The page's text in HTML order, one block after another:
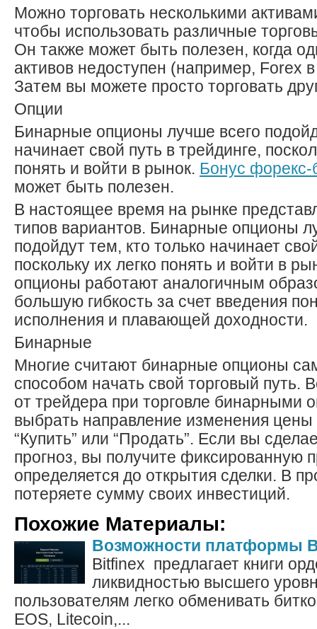
Можно торговать несколькими
чтобы использовать различные
Он также может быть полезен, когда
активов недоступен (например, Forex
Затем вы можете просто торговать
Опции
Бинарные опционы лучше всего
начинает свой путь в трейдинге,
понять и войти в рынок. Бонус форекс-
может быть полезен.
В настоящее время на рынке
типов вариантов. Бинарные опционы
подойдут тем, кто только начинает
поскольку их легко понять и войти в
опционы работают аналогичным
большую гибкость за счет введения
исполнения и плавающей доходности.
Бинарные
Многие считают бинарные опционы
способом начать свой торговый путь.
от трейдера при торговле бинарными
выбрать направление изменения цены
“Купить” или “Продать”. Если вы
прогноз, вы получите фиксированную
определяется до открытия сделки. В
потеряете сумму своих инвестиций.
Похожие Материалы:
Возможности платформы
Bitfinex предлагает книги
ликвидностью высшего
пользователям легко обменивать
EOS, Litecoin,...